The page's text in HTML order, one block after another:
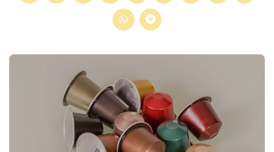
Post
navigation